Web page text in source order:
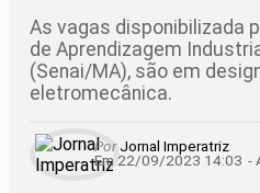
As vagas disponibilizada
de Aprendizagem
(Senai/MA), são em
eletromecânica.
PorJornal Imperatriz
Em 22/09/2023 14:03 -